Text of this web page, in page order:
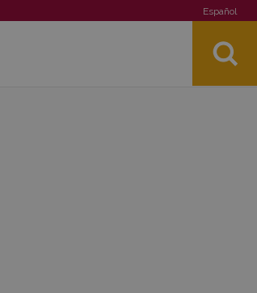
Español